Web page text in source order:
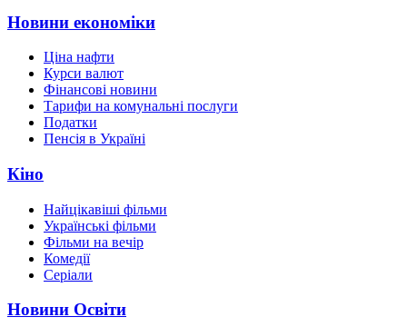
Новини економіки
Ціна нафти
Курси валют
Фінансові новини
Тарифи на комунальні послуги
Податки
Пенсія в Україні
Кіно
Найцікавіші фільми
Українські фільми
Фільми на вечір
Комедії
Серіали
Новини Освіти